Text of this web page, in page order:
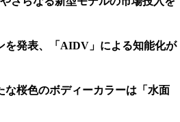
を発表、「AIDV」による知能化が
な桜色のボディーカラーは「水面